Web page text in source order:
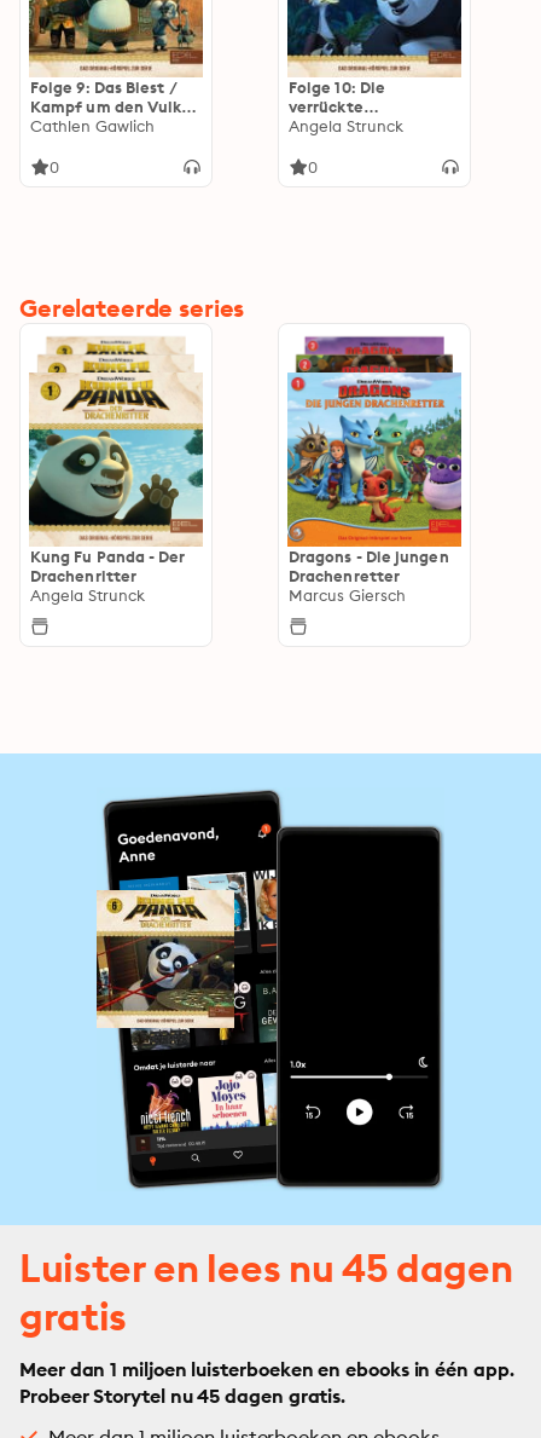
Folge 9: Das Biest /
Kampf um den Vulkan
(Das Original-Hörspiel
Cathlen Gawlich
0
Folge 10: Die
verrückte
Wissenschafterin /
Teil 1+2 (Das Original-
Angela Strunck
0
Gerelateerde series
Kung Fu Panda - Der
Drachenritter
Angela Strunck
Dragons - Die jungen
Drachenretter
Marcus Giersch
Luister en lees nu 45 dagen
gratis
Meer dan 1 miljoen luisterboeken en ebooks in één app.
Probeer Storytel nu 45 dagen gratis.